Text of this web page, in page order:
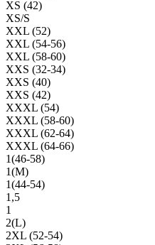
XS (42)
XS/S
XXL (52)
XXL (54-56)
XXL (58-60)
XXS (32-34)
XXS (40)
XXS (42)
XXXL (54)
XXXL (58-60)
XXXL (62-64)
XXXL (64-66)
1(46-58)
1(М)
1(44-54)
1,5
1
2(L)
2XL (52-54)